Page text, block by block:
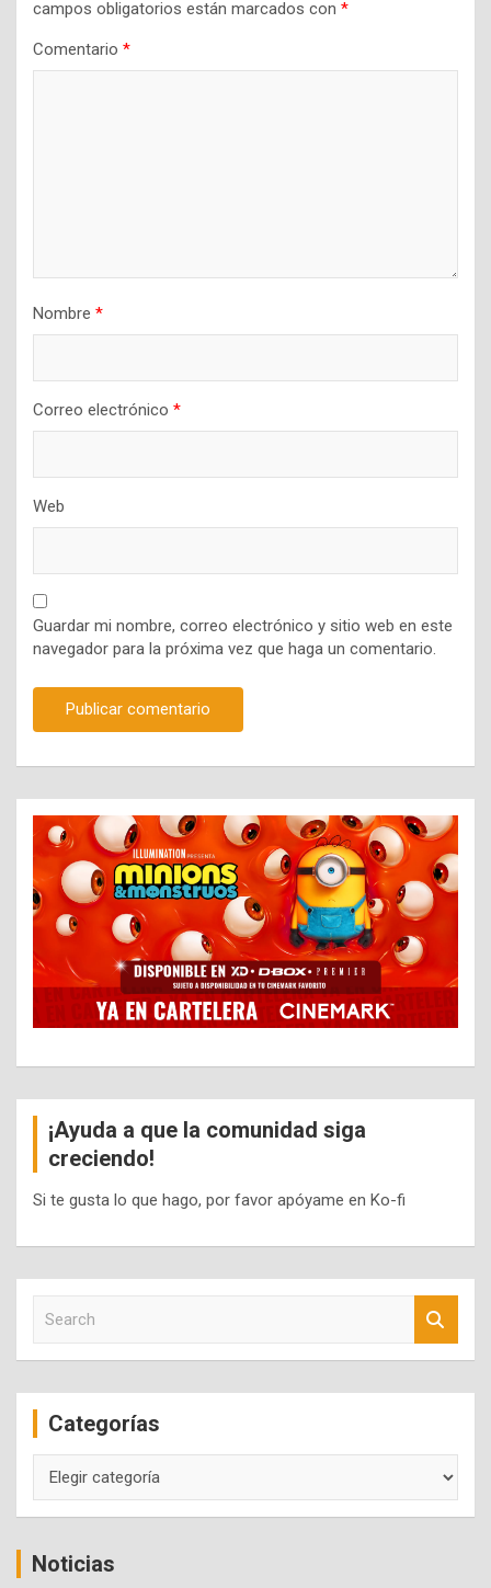
campos obligatorios están marcados con *
Comentario *
Nombre *
Correo electrónico *
Web
Guardar mi nombre, correo electrónico y sitio web en este
navegador para la próxima vez que haga un comentario.
¡Ayuda a que la comunidad siga
creciendo!
Si te gusta lo que hago, por favor apóyame en Ko-fi
c
Categorías
Noticias